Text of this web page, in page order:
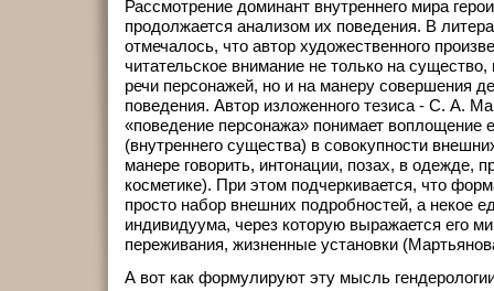
Рассмотрение доминант внутреннего мира
продолжается анализом их поведения. В
отмечалось, что автор художественного
читательское внимание не только на
речи персонажей, но и на манеру совершения
поведения. Автор изложенного тезиса - С. А.
«поведение персонажа» понимает воплощение
(внутреннего существа) в совокупности
манере говорить, интонации, позах, в одежде,
косметике). При этом подчеркивается, что
просто набор внешних подробностей, а некое
индивидуума, через которую выражается его
переживания, жизненные установки
А вот как формулируют эту мысль